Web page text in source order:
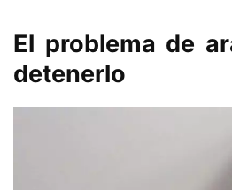
El problema de
detenerlo